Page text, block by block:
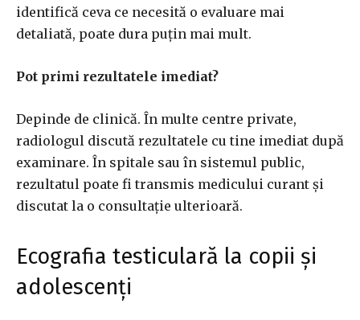
identifică ceva ce necesită o evaluare mai
detaliată, poate dura puțin mai mult.
Pot primi rezultatele imediat?
Depinde de clinică. În multe centre private,
radiologul discută rezultatele cu tine imediat după
examinare. În spitale sau în sistemul public,
rezultatul poate fi transmis medicului curant și
discutat la o consultație ulterioară.
Ecografia testiculară la copii și
adolescenți